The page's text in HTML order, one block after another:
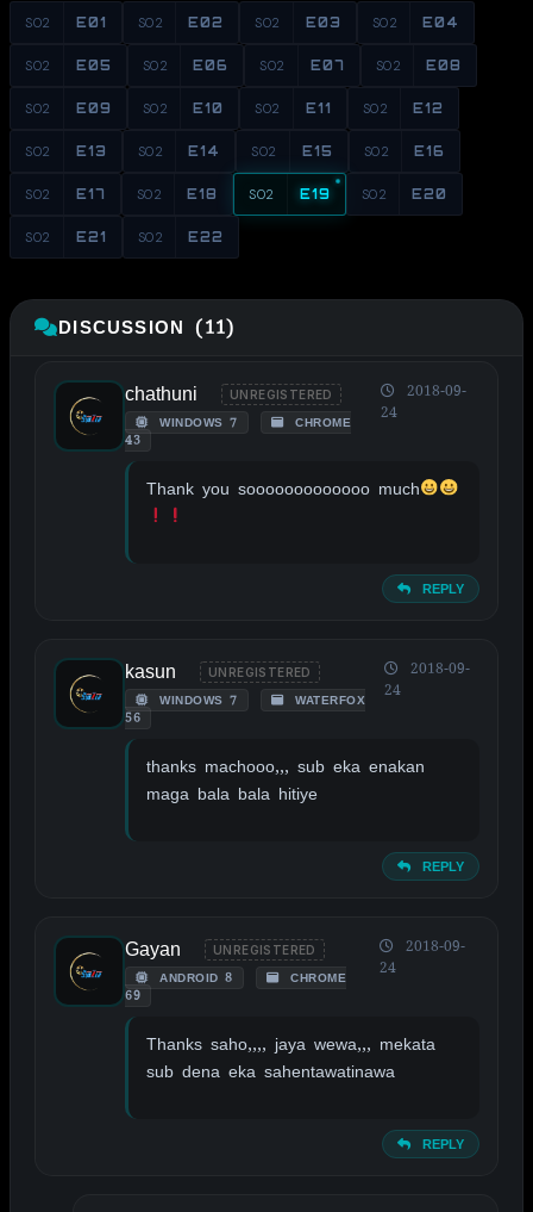
S02 E01 S02 E02 S02 E03 S02 E04
S02 E05 S02 E06 S02 E07 S02 E08
S02 E09 S02 E10 S02 E11 S02 E12
S02 E13 S02 E14 S02 E15 S02 E16
S02 E17 S02 E18 S02 E19 S02 E20
S02 E21 S02 E22
DISCUSSION (11)
chathuni UNREGISTERED
WINDOWS 7
CHROME
43
2018-09-
24
Thank you sooooooooooooo much
REPLY
kasun UNREGISTERED
WINDOWS 7
WATERFOX
56
2018-09-
24
thanks machooo,,, sub eka enakan
maga bala bala hitiye
REPLY
Gayan UNREGISTERED
ANDROID 8
CHROME
69
2018-09-
24
Thanks saho,,,, jaya wewa,,, mekata
sub dena eka sahentawatinawa
REPLY